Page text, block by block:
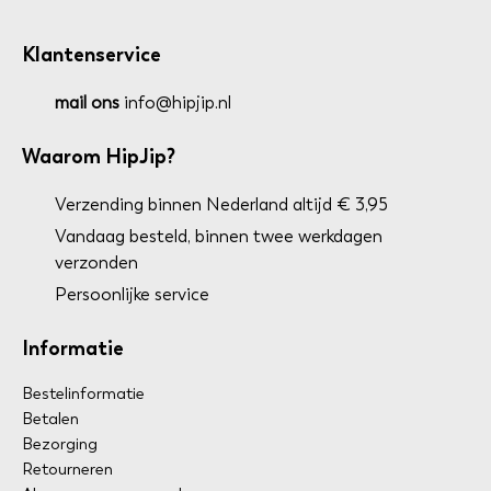
Klantenservice
mail ons info@hipjip.nl
Waarom HipJip?
Verzending binnen Nederland altijd € 3,95
Vandaag besteld, binnen twee werkdagen
verzonden
Persoonlijke service
Informatie
Bestelinformatie
Betalen
Bezorging
Retourneren